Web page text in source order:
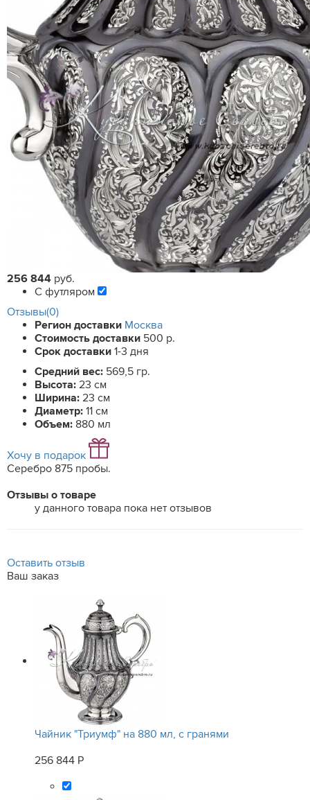
256 844 руб.
С футляром
Отзывы(0)
Регион доставки Москва
Стоимость доставки 500 р.
Срок доставки 1-3 дня
Средний вес: 569,5 гр.
Высота: 23 см
Ширина: 23 см
Диаметр: 11 см
Объем: 880 мл
Хочу в подарок
Серебро 875 пробы.
Отзывы о товаре
у данного товара пока нет отзывов
Оставить отзыв
Ваш заказ
Чайник "Триумф" на 880 мл, с гранями
256 844 Р